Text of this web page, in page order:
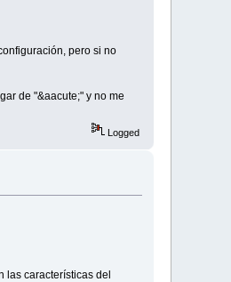
pero si no
de "&aacute;" y no me
Logged
las características del